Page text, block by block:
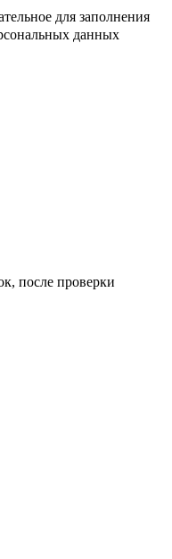
для заполнения
данных
после проверки